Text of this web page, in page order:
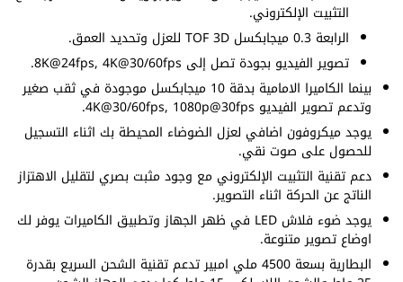
التثبيت الإلكتروني.
الرابعة 0.3 ميجابكسل TOF 3D للعزل وتحديد العمق.
تصوير الفيديو بجودة تصل إلى 8K@24fps, 4K@30/60fps.
بينما الكاميرا الامامية بدقة 10 ميجابكسل موجودة في ثقب صغير
وتدعم تصوير الفيديو 4K@30/60fps, 1080p@30fps.
يوجد ميكروفون اضافي لعزل الضوضاء المحيطة بك اثناء التسجيل
للحصول على صوت نقي.
دعم تقنية التثبيت الإلكتروني مع وجود مثبت بصري لتقليل الاهتزاز
الناتج عن الحركة اثناء التصوير.
يوجد ضوء فلاش LED في ظهر الجهاز وتطبيق الكاميرات يوفر لك
اوضاع تصوير متنوعة.
البطارية بسعة 4500 ملي امبير تدعم تقنية الشحن السريع بقدرة